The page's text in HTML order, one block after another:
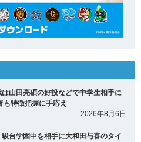
山田亮碩の好投などで中学生相手に
も特徴把握に手応え
2026年8月6日
台学園中を相手に大和田与喜のタイ